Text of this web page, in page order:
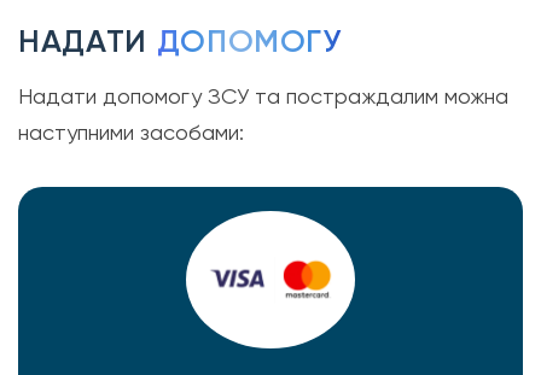
НАДАТИ ДОПОМОГУ
Надати допомогу ЗСУ та постраждалим можна
наступними засобами: